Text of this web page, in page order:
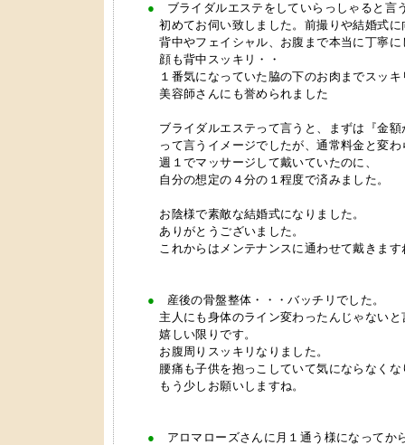
● ブライダルエステをしていらっしゃると言
初めてお伺い致しました。前撮りや結婚式に
背中やフェイシャル、お腹まで本当に丁寧に
顔も背中スッキリ・・
１番気になっていた脇の下のお肉までスッキ
美容師さんにも誉められました
ブライダルエステって言うと、まずは『金額
って言うイメージでしたが、通常料金と変わ
週１でマッサージして戴いていたのに、
自分の想定の４分の１程度で済みました。
お陰様で素敵な結婚式になりました。
ありがとうございました。
これからはメンテナンスに通わせて戴きます
● 産後の骨盤整体・・・バッチリでした。
主人にも身体のライン変わったんじゃないと
嬉しい限りです。
お腹周りスッキリなりました。
腰痛も子供を抱っこしていて気にならなくな
もう少しお願いしますね。
● アロマローズさんに月１通う様になってか